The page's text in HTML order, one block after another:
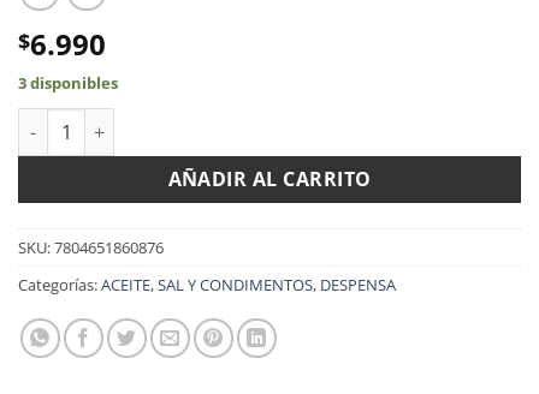
$6.990
3 disponibles
Vinagre de manzana con Curcuma y Jengibre 500ml - Manare
AÑADIR AL CARRITO
SKU:7804651860876
Categorías:ACEITE, SAL Y CONDIMENTOS, DESPENSA